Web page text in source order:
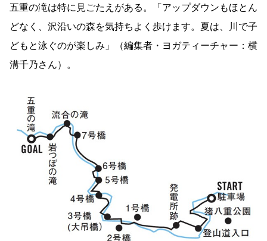
五重の滝は特に見ごたえがある。「アップダウンもほとん
どなく、沢沿いの森を気持ちよく歩けます。夏は、川で子
どもと泳ぐのが楽しみ」（編集者・ヨガティーチャー：横
溝千乃さん）。